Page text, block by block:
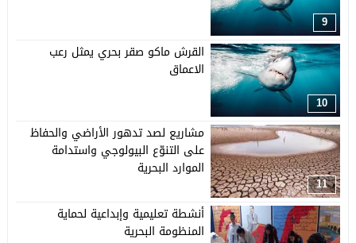
9
10
القرش ماكو صقر بحري يمثل رعب
الاعماق
11
مشاريع لصد تدهور الأراضي والحفاظ
على التنوّع البيولوجي واستدامة
الموارد البحرية
أنشطة تعليمية وإبداعية لحماية
المنظومة البحرية